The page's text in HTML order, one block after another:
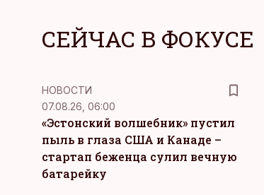
СЕЙЧАС В ФОКУСЕ
НОВОСТИ
07.08.26, 06:00
«Эстонский волшебник» пустил
пыль в глаза США и Канаде –
стартап беженца сулил вечную
батарейку